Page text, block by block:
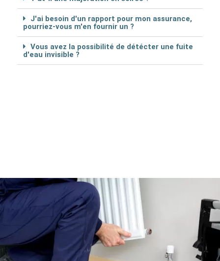
J'ai besoin d'un rapport pour mon assurance,
pourriez-vous m'en fournir un ?
Vous avez la possibilité de détécter une fuite
d'eau invisible ?